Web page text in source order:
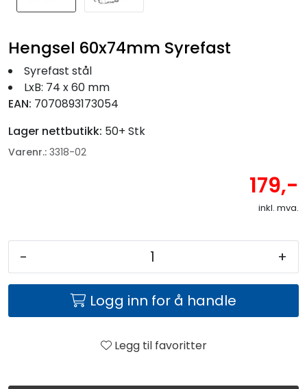
Hengsel 60x74mm Syrefast
Syrefast stål
LxB: 74 x 60 mm
EAN: 7070893173054
Lager nettbutikk: 50+ Stk
Varenr.: 3318-02
179,-
inkl. mva.
- +
Logg inn for å handle
Legg til favoritter
Seil
Nyheter